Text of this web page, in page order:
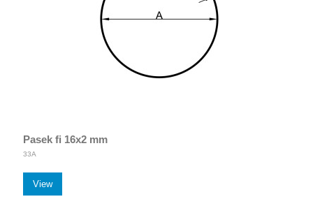
Pasek fi 16x2 mm
33A
View